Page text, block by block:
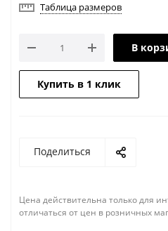
Таблица размеров
В
Купить в 1 клик
Поделиться
Цена действительна только для
отличаться от цен в розничных